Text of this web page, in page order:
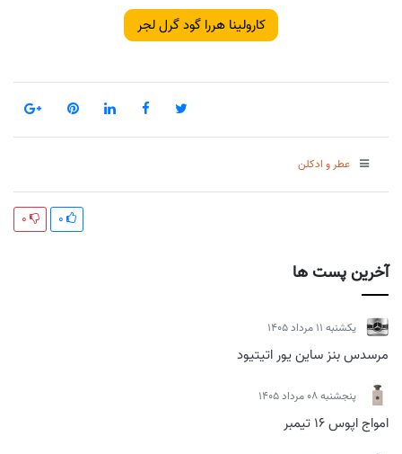
آخرین پست ها
يكشنبه 11 مرداد 1405
مرسدس بنز ساین یور اتیتیود
پنجشنبه 08 مرداد 1405
امواج اپوس 16 تیمبر
کارولینا هررا گود گرل لجر
عطر و ادکلن